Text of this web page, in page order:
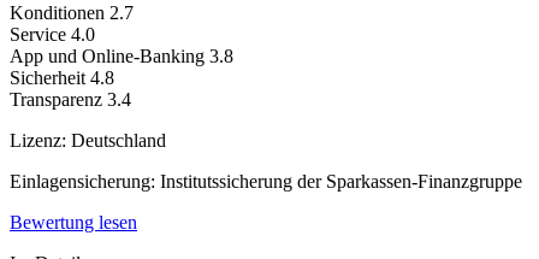
Konditionen 2.7
Service 4.0
App und Online-Banking 3.8
Sicherheit 4.8
Transparenz 3.4
Lizenz: Deutschland
Einlagensicherung: Institutssicherung der Sparkassen-Finanzgruppe
Bewertung lesen